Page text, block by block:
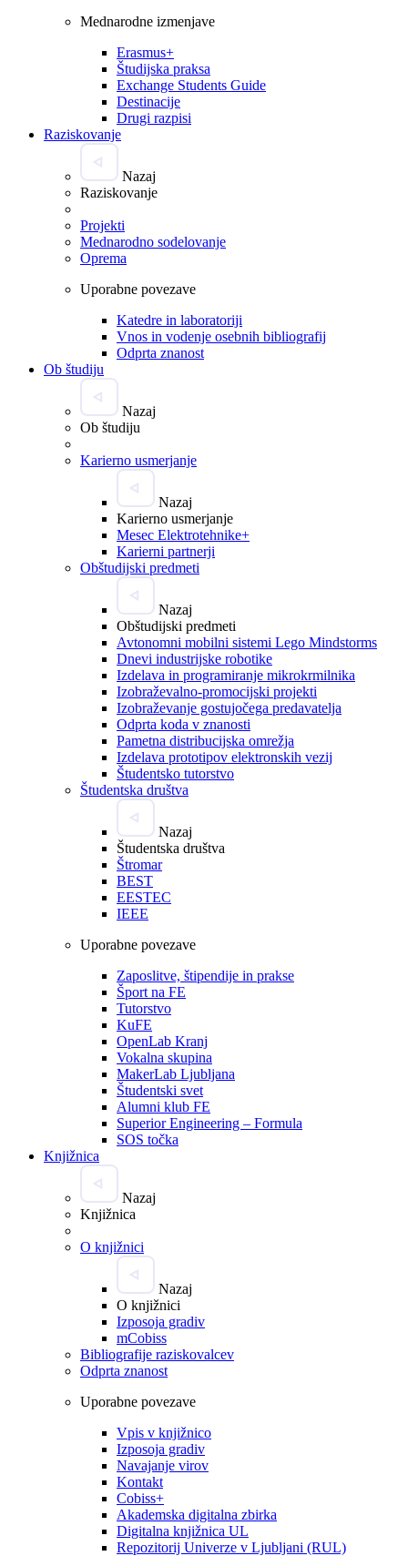
Mednarodne izmenjave
Erasmus+
Študijska praksa
Exchange Students Guide
Destinacije
Drugi razpisi
Raziskovanje
Nazaj
Raziskovanje
Projekti
Mednarodno sodelovanje
Oprema
Uporabne povezave
Katedre in laboratoriji
Vnos in vodenje osebnih bibliografij
Odprta znanost
Ob študiju
Nazaj
Ob študiju
Karierno usmerjanje
Nazaj
Karierno usmerjanje
Mesec Elektrotehnike+
Karierni partnerji
Obštudijski predmeti
Nazaj
Obštudijski predmeti
Avtonomni mobilni sistemi Lego Mindstorms
Dnevi industrijske robotike
Izdelava in programiranje mikrokrmilnika
Izobraževalno-promocijski projekti
Izobraževanje gostujočega predavatelja
Odprta koda v znanosti
Pametna distribucijska omrežja
Izdelava prototipov elektronskih vezij
Študentsko tutorstvo
Študentska društva
Nazaj
Študentska društva
Štromar
BEST
EESTEC
IEEE
Uporabne povezave
Zaposlitve, štipendije in prakse
Šport na FE
Tutorstvo
KuFE
OpenLab Kranj
Vokalna skupina
MakerLab Ljubljana
Študentski svet
Alumni klub FE
Superior Engineering – Formula
SOS točka
Knjižnica
Nazaj
Knjižnica
O knjižnici
Nazaj
O knjižnici
Izposoja gradiv
mCobiss
Bibliografije raziskovalcev
Odprta znanost
Uporabne povezave
Vpis v knjižnico
Izposoja gradiv
Navajanje virov
Kontakt
Cobiss+
Akademska digitalna zbirka
Digitalna knjižnica UL
Repozitorij Univerze v Ljubljani (RUL)